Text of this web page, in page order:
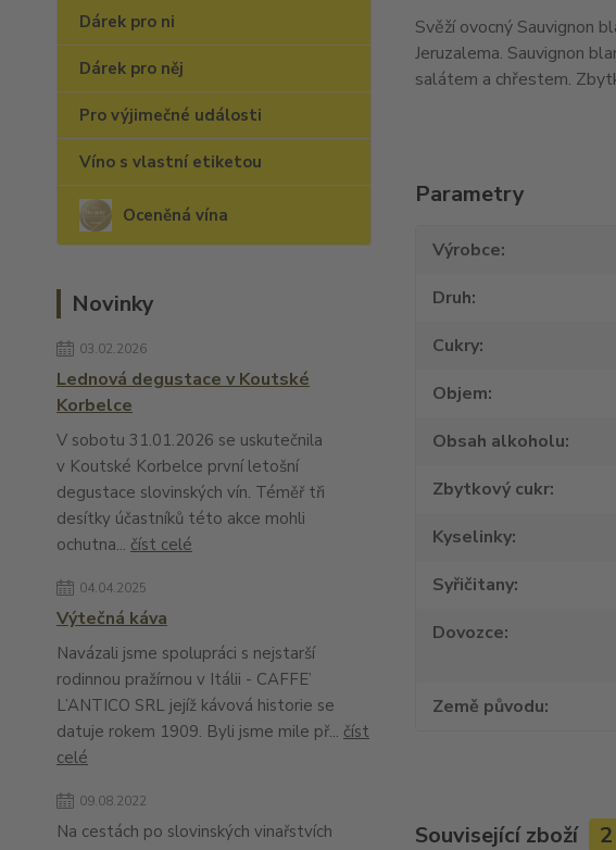
Dárek pro ni
Dárek pro něj
Pro výjimečné události
Víno s vlastní etiketou
Oceněná vína
Novinky
03.02.2026
Lednová degustace v Koutské
Korbelce
V sobotu 31.01.2026 se uskutečnila
v Koutské Korbelce první letošní
degustace slovinských vín. Téměř tři
desítky účastníků této akce mohli
ochutna... číst celé
04.04.2025
Výtečná káva
Navázali jsme spolupráci s nejstarší
rodinnou pražírnou v Itálii - CAFFE’
L’ANTICO SRL jejíž kávová historie se
datuje rokem 1909. Byli jsme mile př... číst
celé
09.08.2022
Na cestách po slovinských vinařstvích
Svěží ovocný Sauvignon
Jeruzalema. Sauvignon
salátem a chřestem.
Parametry
Výrobce
Druh
Cukry
Objem
Obsah alkoholu
Zbytkový cukr
Kyselinky
Syřičitany
Dovozce
Země původu
Související zboží 2